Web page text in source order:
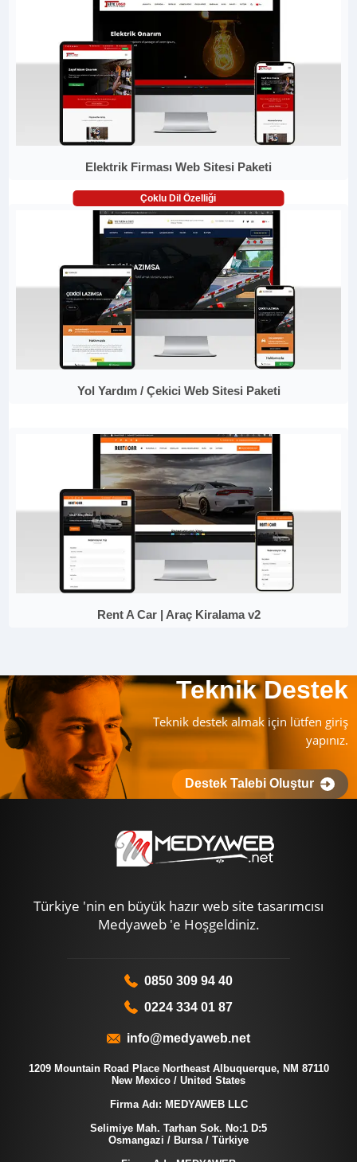
Elektrik Firması Web Sitesi Paketi
Çoklu Dil Özelliği
Yol Yardım / Çekici Web Sitesi Paketi
Rent A Car | Araç Kiralama v2
Teknik Destek
Teknik destek almak için lütfen giriş
yapınız.
Destek Talebi Oluştur
Türkiye 'nin en büyük hazır web site tasarımcısı
Medyaweb 'e Hoşgeldiniz.
0850 309 94 40
0224 334 01 87
info@medyaweb.net
1209 Mountain Road Place Northeast Albuquerque, NM 87110
New Mexico / United States
Firma Adı: MEDYAWEB LLC
Selimiye Mah. Tarhan Sok. No:1 D:5
Osmangazi / Bursa / Türkiye